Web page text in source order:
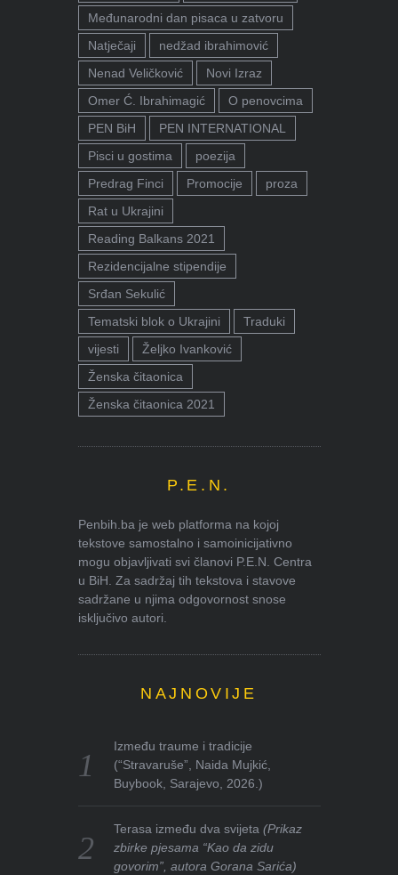
Međunarodni dan pisaca u zatvoru
Natječaji
nedžad ibrahimović
Nenad Veličković
Novi Izraz
Omer Ć. Ibrahimagić
O penovcima
PEN BiH
PEN INTERNATIONAL
Pisci u gostima
poezija
Predrag Finci
Promocije
proza
Rat u Ukrajini
Reading Balkans 2021
Rezidencijalne stipendije
Srđan Sekulić
Tematski blok o Ukrajini
Traduki
vijesti
Željko Ivanković
Ženska čitaonica
Ženska čitaonica 2021
P.E.N.
Penbih.ba je web platforma na kojoj
tekstove samostalno i samoinicijativno
mogu objavljivati svi članovi P.E.N. Centra
u BiH. Za sadržaj tih tekstova i stavove
sadržane u njima odgovornost snose
isključivo autori.
NAJNOVIJE
Između traume i tradicije
(“Stravaruše”, Naida Mujkić,
Buybook, Sarajevo, 2026.)
Terasa između dva svijeta(Prikaz
zbirke pjesama “Kao da zidu
govorim”, autora Gorana Sarića)